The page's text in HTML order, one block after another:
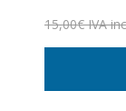
Nº de
15,00€ IVA